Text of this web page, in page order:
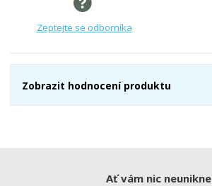
Zeptejte se odborníka
Zobrazit hodnocení produktu
Ať vám nic neunikne